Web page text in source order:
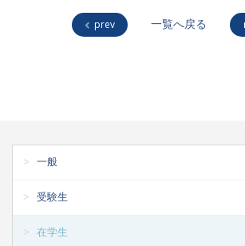
prev 一覧へ戻る
一般
受験生
在学生